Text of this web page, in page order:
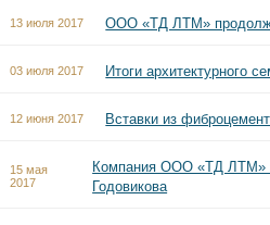
13 июля 2017 ООО «ТД ЛТМ»
03 июля 2017 Итоги архитектурного
12 июня 2017 Вставки из
15 мая
2017
Компания ООО «ТД ЛТМ»
Годовикова